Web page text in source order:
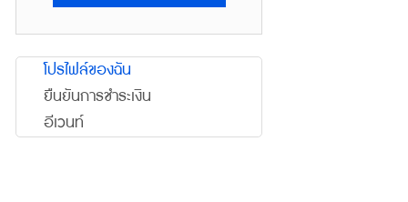
โปรไฟล์ของฉัน
ยืนยันการชำระเงิน
อีเวนท์